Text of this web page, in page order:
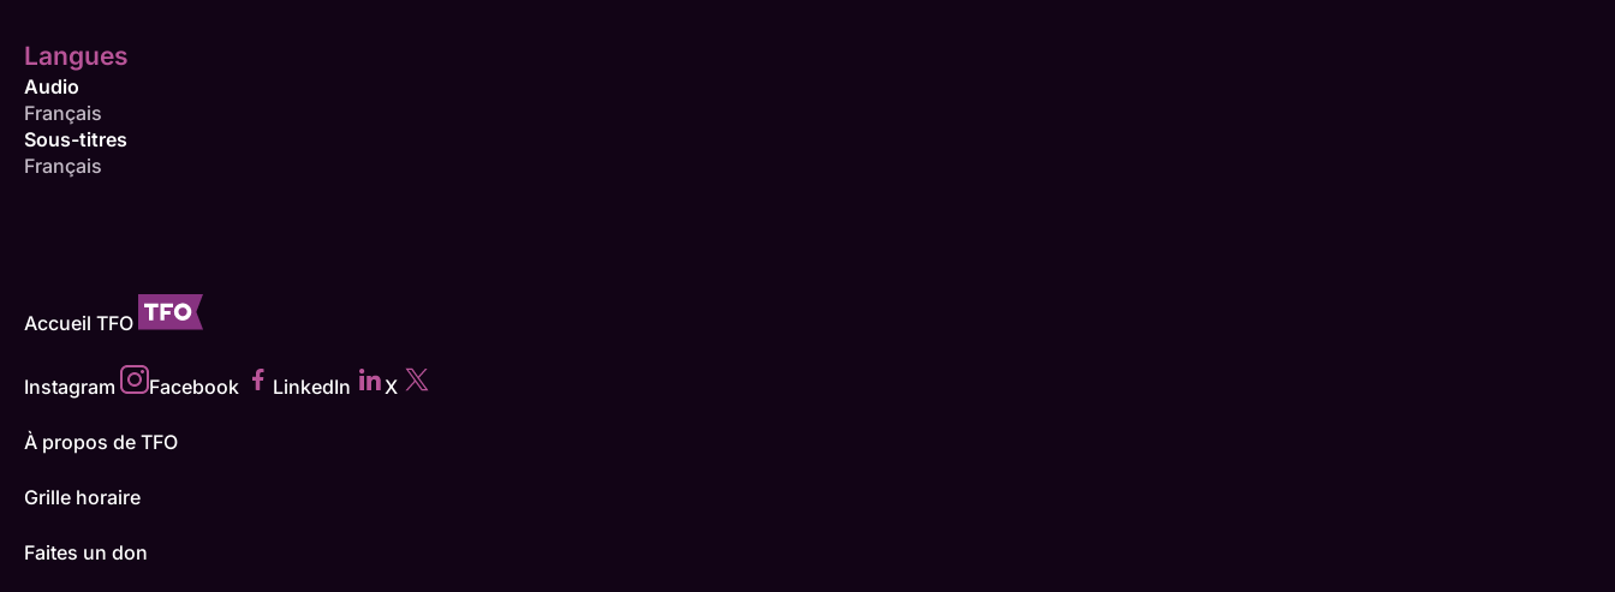
Langues
Audio
Français
Sous-titres
Français
Accueil TFO
Instagram Facebook LinkedIn X
À propos de TFO
Grille horaire
Faites un don